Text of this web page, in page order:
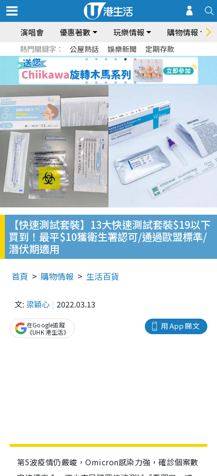
演唱會 優惠著數 玩樂情報 購物情報
熱門關鍵字： 公屋熱話 娛樂新聞 定期存款
【快速測試套裝】13大快速測試套裝$19以下
買到！最平$10獲衛生署認可/通過歐盟標準/
潛伏期適用
首頁 購物情報 生活百貨
文: 梁穎心 2022.03.13
用 App 睇文
在Google追蹤
《UHK 港生活》
第5波疫情仍嚴峻，Omicron感染力強，確診個案數